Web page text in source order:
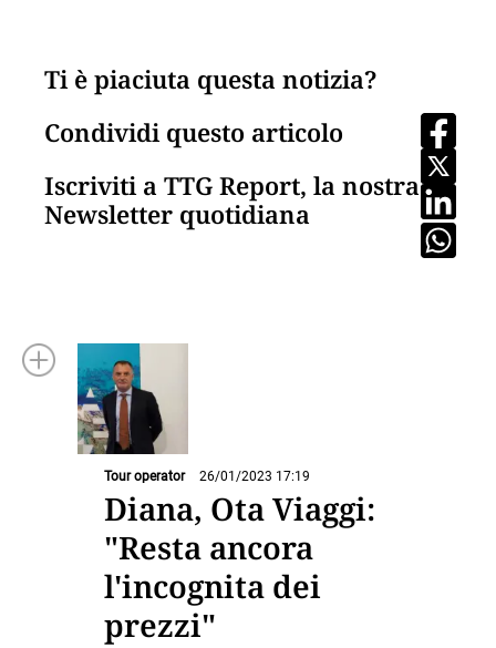
Ti è piaciuta questa notizia?
Condividi questo articolo
Iscriviti a TTG Report, la nostra
Newsletter quotidiana
Tour operator 26/01/2023 17:19
Diana, Ota Viaggi:
"Resta ancora
l'incognita dei
prezzi"